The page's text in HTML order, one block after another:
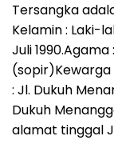
Tersangka
Kelamin : Laki-
Juli
: Jl. Dukuh
Dukuh
alamat tinggal